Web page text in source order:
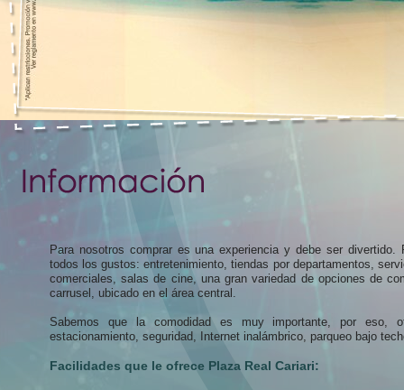
Para nosotros comprar es una experiencia y debe ser divertido.
todos los gustos: entretenimiento, tiendas por departamentos,
comerciales, salas de cine, una gran variedad de opciones de
carrusel, ubicado en el área central.
Sabemos que la comodidad es muy importante, por eso,
estacionamiento, seguridad, Internet inalámbrico, parqueo bajo
Facilidades que le ofrece Plaza Real Cariari: